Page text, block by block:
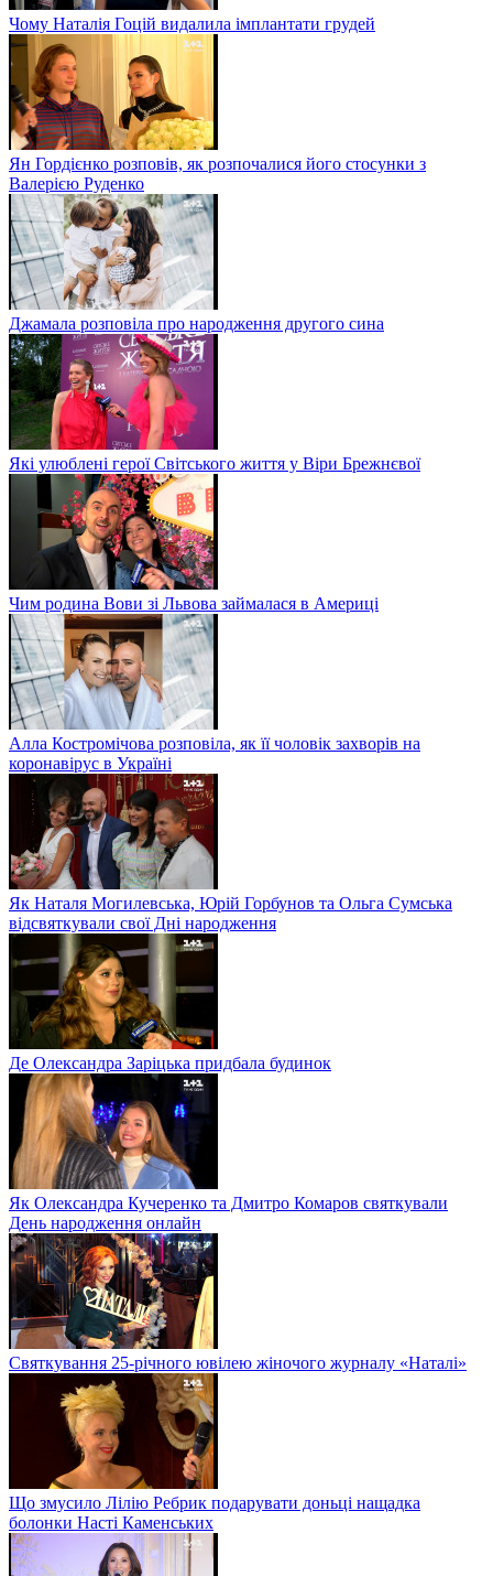
Чому Наталія Гоцій видалила імплантати грудей
Ян Гордієнко розповів, як розпочалися його стосунки з
Валерією Руденко
Джамала розповіла про народження другого сина
Які улюблені герої Світського життя у Віри Брежнєвої
Чим родина Вови зі Львова займалася в Америці
Алла Костромічова розповіла, як її чоловік захворів на
коронавірус в Україні
Як Наталя Могилевська, Юрій Горбунов та Ольга Сумська
відсвяткували свої Дні народження
Де Олександра Заріцька придбала будинок
Як Олександра Кучеренко та Дмитро Комаров святкували
День народження онлайн
Святкування 25-річного ювілею жіночого журналу «Наталі»
Що змусило Лілію Ребрик подарувати доньці нащадка
болонки Насті Каменських